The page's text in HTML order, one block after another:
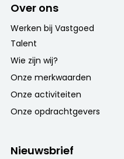
Over ons
Werken bij Vastgoed
Talent
Wie zijn wij?
Onze merkwaarden
Onze activiteiten
Onze opdrachtgevers
Nieuwsbrief